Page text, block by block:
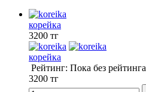
корейка
3200 тг
корейка
Рейтинг: Пока без рейтинга
3200 тг